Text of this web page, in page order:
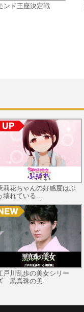
ンド王座決定戦
莉花ちゃんの好感度はぶ
壊れている...
戸川乱歩の美女シリー
黒真珠の美...